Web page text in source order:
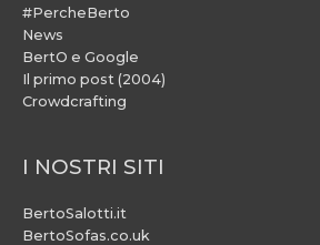
#PercheBerto
News
BertO e Google
Il primo post (2004)
Crowdcrafting
I NOSTRI SITI
BertoSalotti.it
BertoSofas.co.uk